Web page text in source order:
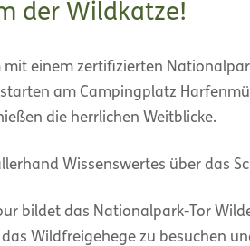
der Wildkatze!
mit einem zertifizierten
am Campingplatz
die herrlichen Weitblicke.
Wissenswertes über das
bildet das Nationalpark-Tor
Wildfreigehege zu besuchen